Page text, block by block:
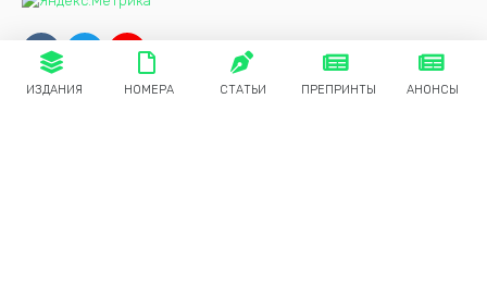
ИЗДАНИЯ НОМЕРА СТАТЬИ ПРЕПРИНТЫ АНОНСЫ